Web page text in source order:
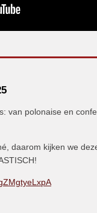
van polonaise en
daarom kijken we